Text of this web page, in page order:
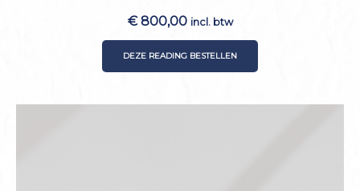
€800,00 incl. btw
DEZE READING BESTELLEN